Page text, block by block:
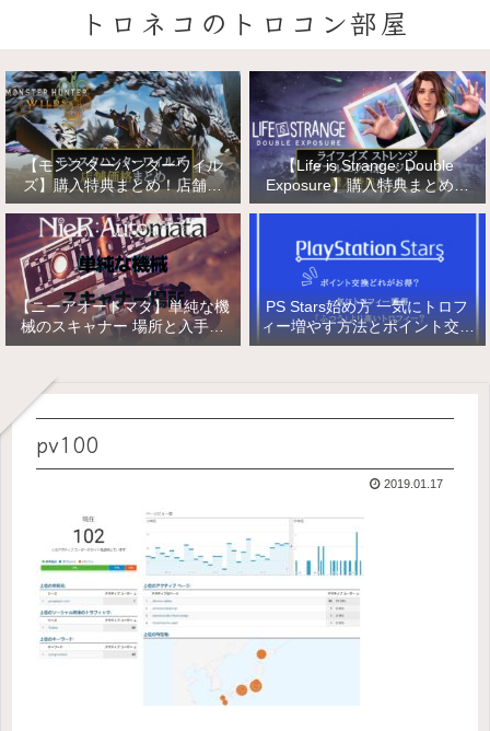
トロネコのトロコン部屋
【モンスターハンターワイル
ズ】購入特典まとめ！店舗特
典・店舗価格比較！
【Life is Strange: Double
Exposure】購入特典まとめ！
店舗特典・店舗価格比較！ライ
スポージャー
【ニーアオートマタ】単純な機
械のスキャナー 場所と入手方
法/複雑な機械と精巧な機械の
PS Stars始め方 一気にトロフ
ィー増やす方法とポイント交換
【PlayStation Stars】
pv100
2019.01.17